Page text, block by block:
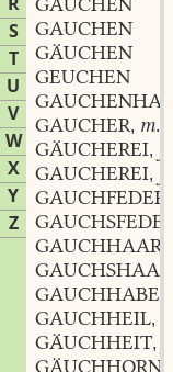
S
T
U
V
W
X
Y
Z
GAUCHEN
GÄUCHEN
GEUCHEN
GAUCHENHAFT
GAUCHER, m.
GÄUCHEREI,
GAUCHEREI,
GAUCHFEDER
GAUCHSFEDER
GAUCHHAAR
GAUCHSHAAR
GAUCHHABER
GAUCHHEIL,
GÄUCHHEIT,
GÄUCHHORNIG